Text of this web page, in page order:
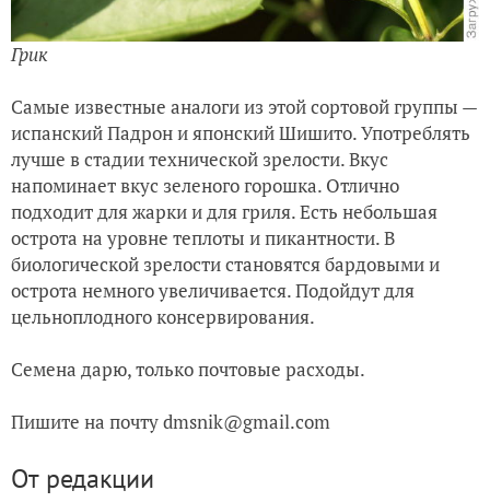
Грик
Самые известные аналоги из этой сортовой группы —
испанский Падрон и японский Шишито. Употреблять
лучше в стадии технической зрелости. Вкус
напоминает вкус зеленого горошка. Отлично
подходит для жарки и для гриля. Есть небольшая
острота на уровне теплоты и пикантности. В
биологической зрелости становятся бардовыми и
острота немного увеличивается. Подойдут для
цельноплодного консервирования.
Семена дарю, только почтовые расходы.
Пишите на почту dmsnik@gmail.com
От редакции